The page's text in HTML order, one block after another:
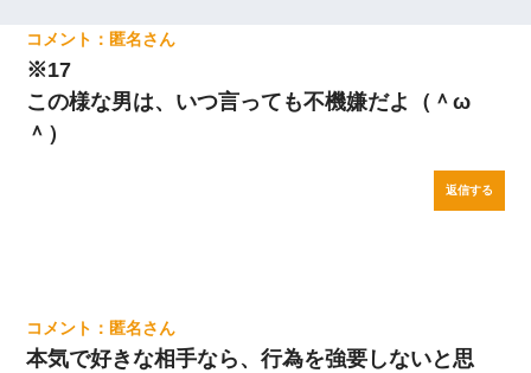
匿名
※17
この様な男は、いつ言っても不機嫌だよ（＾ω
＾）
返信する
匿名
本気で好きな相手なら、行為を強要しないと思